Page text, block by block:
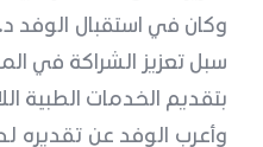
وكان في استقبال الوفد
سبل تعزيز الشراكة في
بتقديم الخدمات الطبية
وأعرب الوفد عن تقديره